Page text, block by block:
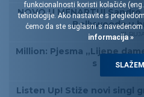
NOVO U MENARTU!
Bollywooda u
17.
Million: Pjesma „Lijepe
s albuma
Listen Up! Stiže novi singl
funkcionalnosti koristi kolačiće
tehnologije. Ako nastavite s
ćemo da ste suglasni s
informacija »